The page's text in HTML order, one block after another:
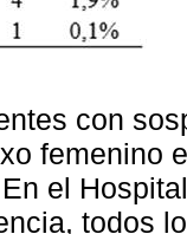
con
femenino
el
todos